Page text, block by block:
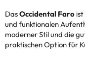
DasOccidental Faro
und funktionalen
moderner Stil und die
praktischen Option für